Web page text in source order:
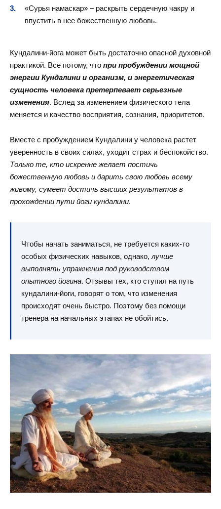
«Сурья намаскар» – раскрыть сердечную чакру и
впустить в нее божественную любовь.
Кундалини-йога может быть достаточно опасной духовной
практикой. Все потому, что при пробуждении мощной
энергии Кундалини и организм, и энергетическая
сущность человека претерпевает серьезные
изменения. Вслед за изменением физического тела
меняется и качество восприятия, сознания, приоритетов.
Вместе с пробуждением Кундалини у человека растет
уверенность в своих силах, уходит страх и беспокойство.
Только те, кто искренне желает постичь
божественную любовь и дарить свою любовь всему
живому, сумеет достичь высших результатов в
прохождении пути йоги кундалини.
Чтобы начать заниматься, не требуется каких-то
особых физических навыков, однако, лучше
выполнять упражнения под руководством
опытного йогина. Отзывы тех, кто ступил на путь
кундалини-йоги, говорят о том, что изменения
происходят очень быстро. Поэтому без помощи
тренера на начальных этапах не обойтись.